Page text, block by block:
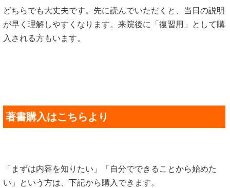
どちらでも大丈夫です。先に読んでいただくと、当日の説明
が早く理解しやすくなります。来院後に「復習用」として購
入される方もいます。
著書購入はこちらより
「まずは内容を知りたい」「自分でできることから始めた
い」という方は、下記から購入できます。